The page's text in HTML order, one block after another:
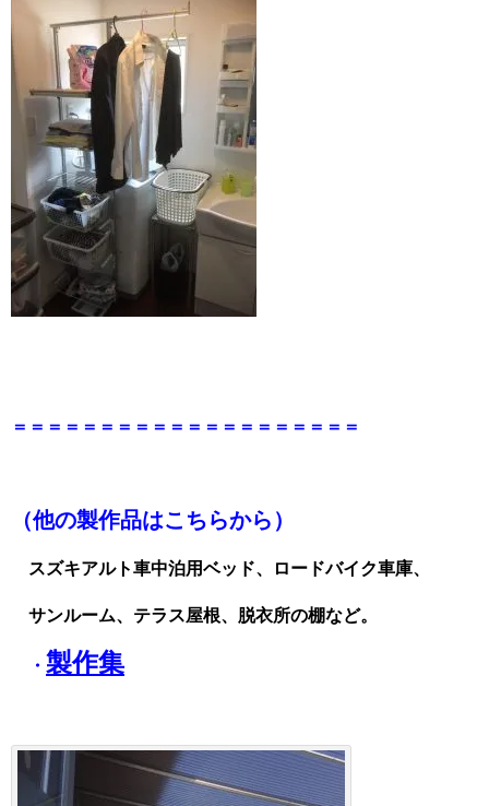
＝＝＝＝＝＝＝＝＝＝＝＝＝＝＝＝＝＝＝＝
（他の製作品はこちらから）
スズキアルト車中泊用ベッド、ロードバイク車庫、
サンルーム、テラス屋根、脱衣所の棚など。
・ 製作集